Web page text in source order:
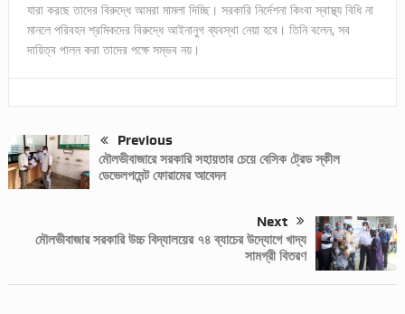
যারা করছে তাদের বিরুদ্ধে আমরা মামলা দিচ্ছি। সরকারি নির্দেশনা কিংবা স্বাস্থ্য বিধি না
মানলে পরিবহন শ্রমিকদের বিরুদ্ধে আইনানুগ ব্যবস্থা নেয়া হবে। তিনি বলেন, সব
দায়িত্ব পালন করা তাদের পক্ষে সম্ভব নয়।
Previous
মৌলভীবাজারে সরকারি সহায়তার চেয়ে বেসিক ট্রেড স্কীল
ডেভেলপমেন্ট ফোরামের আবেদন
Next
মৌলভীবাজার সরকারি উচ্চ বিদ্যালয়ের ৭৪ ব্যাচের উদ্যোগে খাদ্য
সামগ্রী বিতরণ